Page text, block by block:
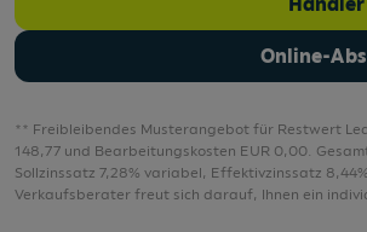
Mittelarmlehne vorne
Online-
** Freibleibendes Musterangebot für Restwert
148,77 und Bearbeitungskosten EUR 0,00.
Sollzinssatz 7,28% variabel, Effektivzinssatz
Verkaufsberater freut sich darauf, Ihnen ein